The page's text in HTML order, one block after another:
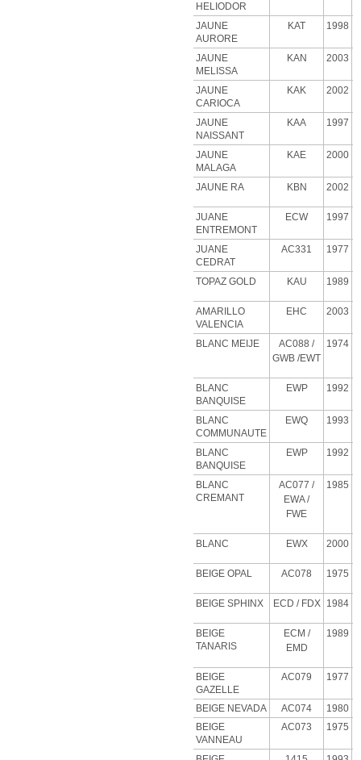
HELIODOR
JAUNE
AURORE
KAT 1998
JAUNE
MELISSA
KAN 2003
JAUNE
CARIOCA
KAK 2002
JAUNE
NAISSANT
KAA 1997
JAUNE
MALAGA
KAE 2000
JAUNE RA KBN 2002
JUANE
ENTREMONT
ECW 1997
JUANE
CEDRAT
AC331 1977
TOPAZ GOLD KAU 1989
AMARILLO
VALENCIA
EHC 2003
BLANC MEIJE AC088 /
GWB /EWT
1974
BLANC
BANQUISE
EWP 1992
BLANC
COMMUNAUTE
EWQ 1993
BLANC
BANQUISE
EWP 1992
BLANC
CREMANT
AC077 /
EWA /
FWE
1985
BLANC EWX 2000
BEIGE OPAL AC078 1975
BEIGE SPHINX ECD / FDX 1984
BEIGE
TANARIS
ECM /
EMD
1989
BEIGE
GAZELLE
AC079 1977
BEIGE NEVADA AC074
1980
BEIGE
VANNEAU
AC073 1975